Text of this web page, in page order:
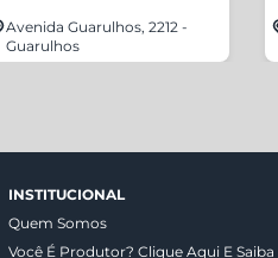
Avenida Guarulhos, 2212 -
Guarulhos
INSTITUCIONAL
Quem Somos
Você É Produtor? Clique Aqui E Saiba